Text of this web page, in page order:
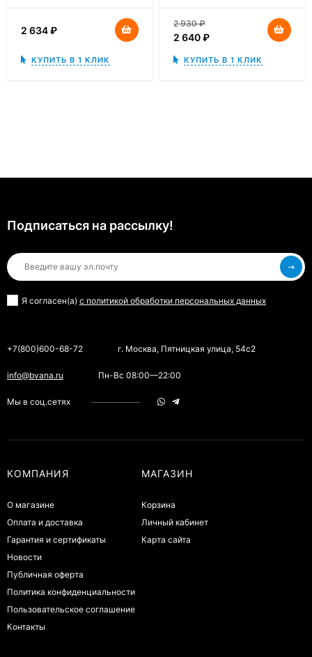
2 634₽
КУПИТЬ В 1 КЛИК
2 930₽
2 640₽
КУПИТЬ В 1 КЛИК
Подписаться на рассылкy!
Я согласен(a) с политикой обработки персональных данных
+7(800)600-68-72 г. Москва, Пятницкая улица, 54с2
info@bvana.ru Пн-Вс 08:00—22:00
Мы в соц.сетях
КОМПАНИЯ
О магазине
Оплата и доставка
Гарантия и сертификаты
Новости
Публичная оферта
Политика конфиденциальности
Пользовательское соглашение
Контакты
МАГАЗИН
Корзина
Личный кабинет
Карта сайта